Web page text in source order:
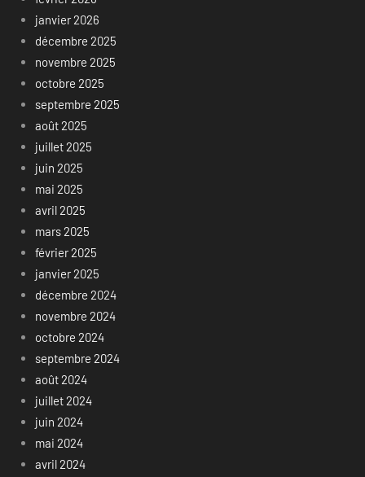
janvier 2026
décembre 2025
novembre 2025
octobre 2025
septembre 2025
août 2025
juillet 2025
juin 2025
mai 2025
avril 2025
mars 2025
février 2025
janvier 2025
décembre 2024
novembre 2024
octobre 2024
septembre 2024
août 2024
juillet 2024
juin 2024
mai 2024
avril 2024